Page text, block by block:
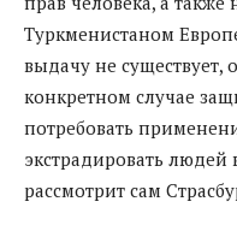
Туркменистаном
выдачу не существует,
конкретном случае
потребовать
экстрадировать людей
рассмотрит сам